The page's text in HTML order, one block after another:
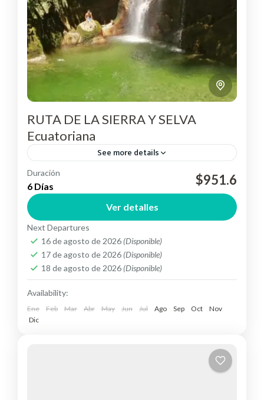
RUTA DE LA SIERRA Y SELVA
Ecuatoriana
See more details
RUTA DE LA SIERRA Y SELVA ECUATORIANA
Conociendo, Cotopaxi, Baños, Puyo, Papallacta,
Tena, Chimborazo, Cuenca.
Ecuador
Easy
Duración
6 Días $951.6
Ver detalles
Next Departures
16 de agosto de 2026 (Disponible)
17 de agosto de 2026 (Disponible)
18 de agosto de 2026 (Disponible)
Availability:
Ene Feb Mar Abr May Jun Jul Ago Sep Oct
Nov
Dic